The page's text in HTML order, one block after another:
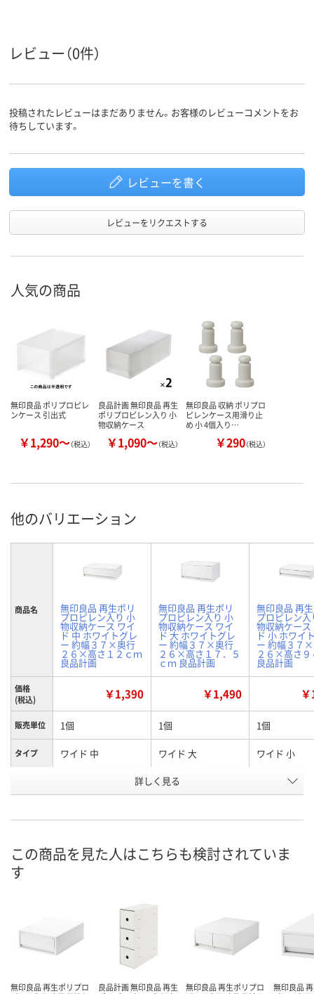
レビュー（0件）
投稿されたレビューはまだありません。お客様のレビューコメントをお
待ちしています。
レビューを書く
レビューをリクエストする
人気の商品
無印良品 ポリプロピレ
ンケース 引出式
￥1,290～（税込）
良品計画 無印良品 再生
ポリプロピレン入り 小
物収納ケース
￥1,090～（税込）
無印良品 収納 ポリプロ
ピレンケース用滑り止
め 小 4個入り…
￥290（税込）
他のバリエーション
商品名 無印良品 再生ポリ
プロピレン入り 小
物収納ケース ワイ
ド 中 ホワイトグレ
ー 約幅３７×奥行
２６×高さ１２ｃｍ
良品計画
無印良品 再生ポリ
プロピレン入り 小
物収納ケース ワイ
ド 大 ホワイトグレ
ー 約幅３７×奥行
２６×高さ１７．５
ｃｍ 良品計画
無印良品 再
プロピレン入
物収納ケース
ド 小 ホワイ
ー 約幅３７
２６×高さ９
良品計画
価格
(税込)
￥1,390 ￥1,490
販売単位 1個 1個 1個
タイプ ワイド 中 ワイド 大 ワイド 小
AJP4951 AJP5247
8月11日（火）
カゴへ
詳しく見る
この商品を見た人はこちらも検討されていま
す
無印良品 再生ポリプロ
良品計画 無印良品 再生
無印良品 再生ポリプロ
無印良品